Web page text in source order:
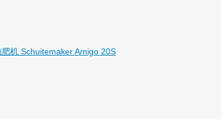
机 Schuitemaker Amigo 20S